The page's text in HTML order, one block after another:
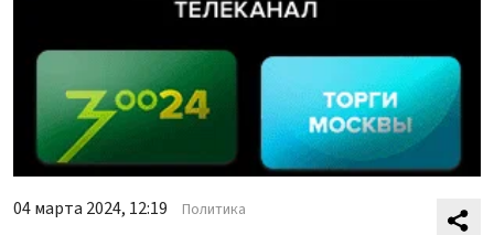
04 марта 2024, 12:19 Политика